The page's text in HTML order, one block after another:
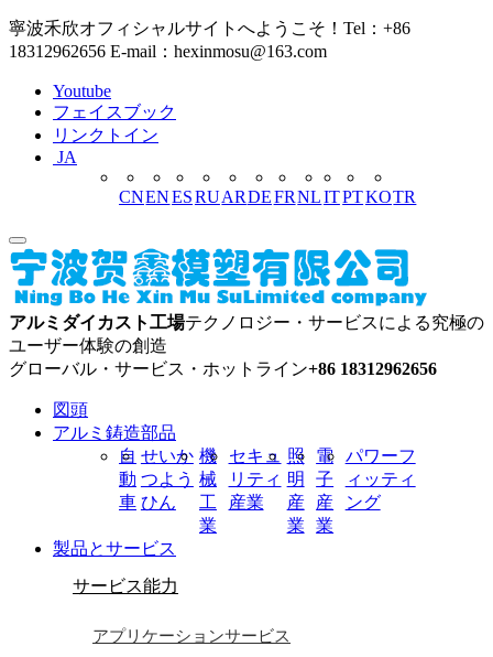
寧波禾欣オフィシャルサイトへようこそ！Tel：+86
18312962656 E-mail：hexinmosu@163.com
Youtube
フェイスブック
リンクトイン
JA
CNENESRUARDEFRNLITPTKOTR
アルミダイカスト工場テクノロジー・サービスによる究極の
ユーザー体験の創造
グローバル・サービス・ホットライン+86 18312962656
図頭
アルミ鋳造部品
自
動
車
せいか
つよう
ひん
機
械
工
業
セキュ
リティ
産業
照
明
産
業
電
子
産
業
パワーフ
ィッティ
ング
製品とサービス
サービス能力
アプリケーションサービス